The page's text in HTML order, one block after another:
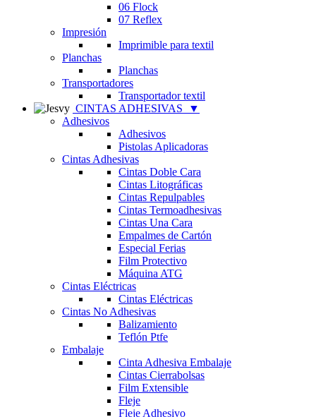
06 Flock
07 Reflex
Impresión
Imprimible para textil
Planchas
Planchas
Transportadores
Transportador textil
CINTAS ADHESIVAS
▼
Adhesivos
Adhesivos
Pistolas Aplicadoras
Cintas Adhesivas
Cintas Doble Cara
Cintas Litográficas
Cintas Repulpables
Cintas Termoadhesivas
Cintas Una Cara
Empalmes de Cartón
Especial Ferias
Film Protectivo
Máquina ATG
Cintas Eléctricas
Cintas Eléctricas
Cintas No Adhesivas
Balizamiento
Teflón Ptfe
Embalaje
Cinta Adhesiva Embalaje
Cintas Cierrabolsas
Film Extensible
Fleje
Fleje Adhesivo